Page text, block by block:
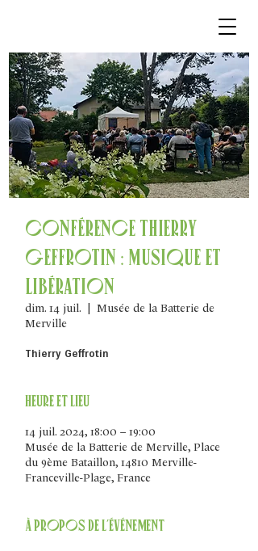
Conférence Thierry
Geffrotin : Musique et
Libération
dim. 14 juil.
Musée de la Batterie de
Merville
Thierry Geffrotin
Heure et lieu
14 juil. 2024, 18:00 – 19:00
Musée de la Batterie de Merville, Place
du 9ème Bataillon, 14810 Merville-
Franceville-Plage, France
À propos de l'événement